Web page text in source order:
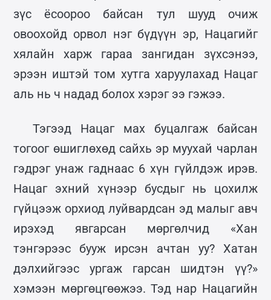
зүс ёсоороо байсан тул шууд очиж
овоохойд орвол нэг бүдүүн эр, Нацагийг
хялайн харж гараа зангидан зүхсэнээ,
эрээн иштэй том хутга харуулахад Нацаг
аль нь ч надад болох хэрэг ээ гэжээ.
Тэгээд Нацаг мах буцалгаж байсан
тогоог өшиглөхөд сайхь эр муухай чарлан
гэдрэг унаж гаднаас 6 хүн гүйлдэж ирэв.
Нацаг эхний хүнээр бусдыг нь цохилж
гүйцээж орхиод луйвардсан эд малыг авч
ирэхэд явгарсан мөргөлчид «Хан
тэнгэрээс бууж ирсэн ачтан уу? Хатан
дэлхийгээс ургаж гарсан шидтэн үү?»
хэмээн мөргөцгөөжээ. Тэд нар Нацагийн